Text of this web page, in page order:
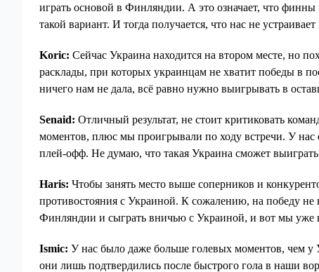
играть основой в Финляндии. А это означает, что
такой вариант. И тогда получается, что нас не
Koric: Сейчас Украина находится на втором месте, но
расклады, при которых украинцам не хватит победы в
ничего нам не дала, всё равно нужно выигрывать в
Senaid: Отличный результат, не стоит критиковать
моментов, плюс мы проигрывали по ходу встречи. У
плей-офф. Не думаю, что такая Украина сможет
Haris: Чтобы занять место выше соперников и
противостояния с Украиной. К сожалению, на победу не
Финляндии и сыграть вничью с Украиной, и вот мы уже
Ismic: У нас было даже больше голевых моментов, чем
они лишь подтвердились после быстрого гола в наши